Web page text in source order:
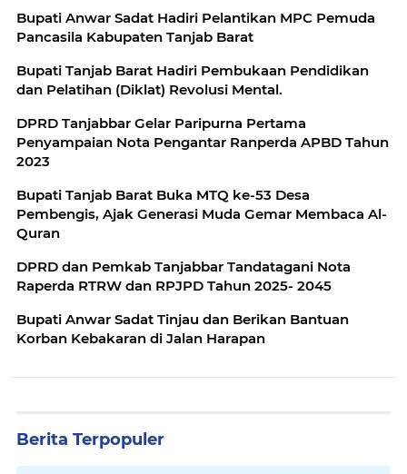
Bupati Anwar Sadat Hadiri Pelantikan MPC Pemuda
Pancasila Kabupaten Tanjab Barat
Bupati Tanjab Barat Hadiri Pembukaan Pendidikan
dan Pelatihan (Diklat) Revolusi Mental.
DPRD Tanjabbar Gelar Paripurna Pertama
Penyampaian Nota Pengantar Ranperda APBD Tahun
2023
Bupati Tanjab Barat Buka MTQ ke-53 Desa
Pembengis, Ajak Generasi Muda Gemar Membaca Al-
Quran
DPRD dan Pemkab Tanjabbar Tandatagani Nota
Raperda RTRW dan RPJPD Tahun 2025- 2045
Bupati Anwar Sadat Tinjau dan Berikan Bantuan
Korban Kebakaran di Jalan Harapan
Berita Terpopuler